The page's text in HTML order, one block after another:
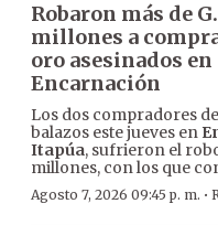
Robaron más de
millones a
oro asesinados en
Encarnación
Los dos compradores
balazos este jueves en
Itapúa, sufrieron el
millones, con los que
Agosto 7, 2026 09:45 p. m. ·